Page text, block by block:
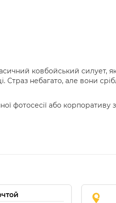
ковбойський силует,
Страз небагато, але вони
фотосесії або